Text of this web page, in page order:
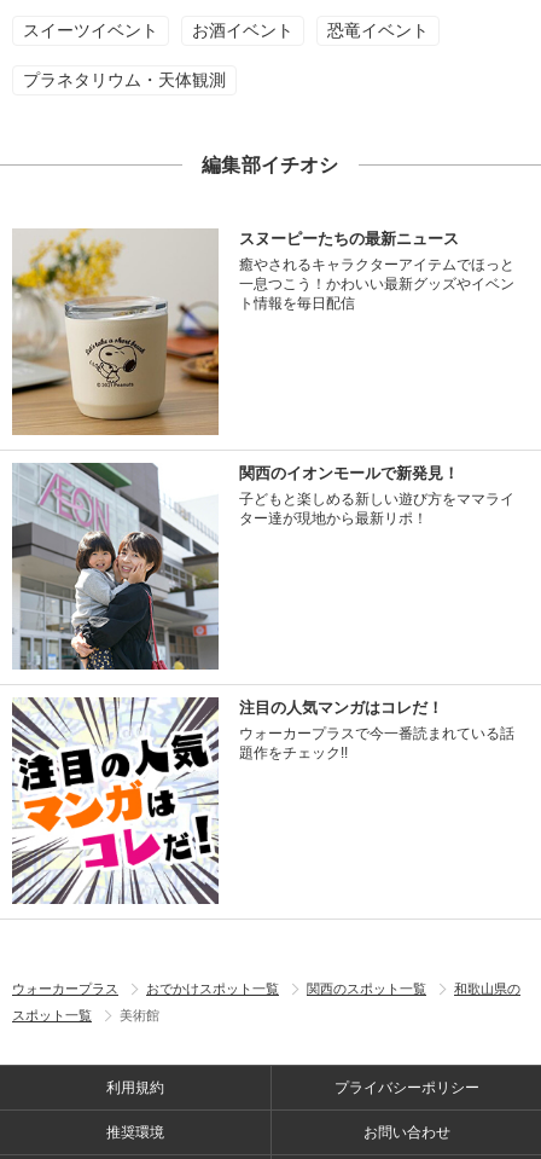
スイーツイベント お酒イベント 恐竜イベント
プラネタリウム・天体観測
編集部イチオシ
スヌーピーたちの最新ニュース
癒やされるキャラクターアイテムでほっと
一息つこう！かわいい最新グッズやイベン
ト情報を毎日配信
関西のイオンモールで新発見！
子どもと楽しめる新しい遊び方をママライ
ター達が現地から最新リポ！
注目の人気マンガはコレだ！
ウォーカープラスで今一番読まれている話
題作をチェック!!
ウォーカープラス おでかけスポット一覧 関西のスポット一覧
和歌山県の
スポット一覧
美術館
利用規約 プライバシーポリシー
推奨環境 お問い合わせ